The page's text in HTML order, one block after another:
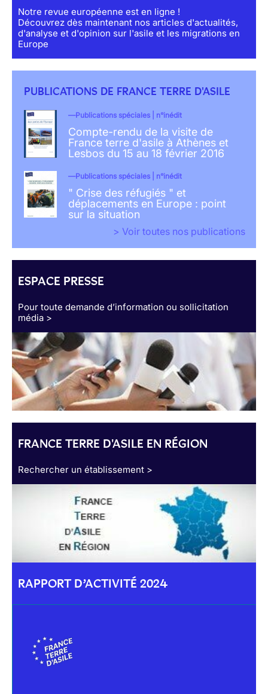
Notre revue européenne est en ligne !
Découvrez dès maintenant nos articles d'actualités,
d'analyse et d'opinion sur l'asile et les migrations en
Europe
PUBLICATIONS DE FRANCE TERRE D'ASILE
Publications spéciales | n°inédit
Compte-rendu de la visite de
France terre d'asile à Athènes et
Lesbos du 15 au 18 février 2016
Publications spéciales | n°inédit
" Crise des réfugiés " et
déplacements en Europe : point
sur la situation
> Voir toutes nos publications
ESPACE PRESSE
Pour toute demande d’information ou sollicitation
média >
FRANCE TERRE D'ASILE EN RÉGION
Rechercher un établissement >
RAPPORT D’ACTIVITÉ 2024